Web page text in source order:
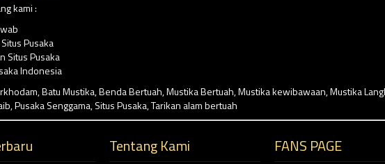
kami :
Pusaka
Situs Pusaka
Indonesia
,Batu Mustika,Benda Bertuah,Mustika Bertuah,Mustika kewibawaan,Mustika
,Pusaka Senggama,Situs Pusaka,Tarikan alam bertuah
Tentang Kami FANS PAGE